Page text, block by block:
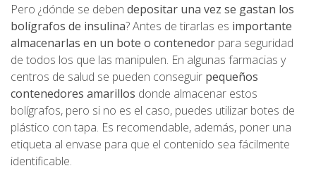
Pero ¿dónde se deben depositar una vez se gastan los
bolígrafos de insulina? Antes de tirarlas es importante
almacenarlas en un bote o contenedor para seguridad
de todos los que las manipulen. En algunas farmacias y
centros de salud se pueden conseguir pequeños
contenedores amarillos donde almacenar estos
bolígrafos, pero si no es el caso, puedes utilizar botes de
plástico con tapa. Es recomendable, además, poner una
etiqueta al envase para que el contenido sea fácilmente
identificable.